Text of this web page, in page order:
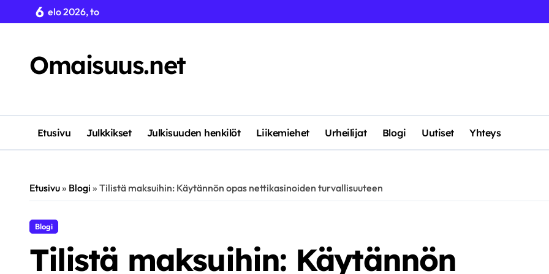
6 elo 2026, to
Omaisuus.net
Etusivu Julkkikset Julkisuuden henkilöt Liikemiehet Urheilijat Blogi Uutiset Yhteys
Etusivu» Blogi » Tilistä maksuihin: Käytännön opas nettikasinoiden turvallisuuteen
Blogi
Tilistä maksuihin: Käytännön